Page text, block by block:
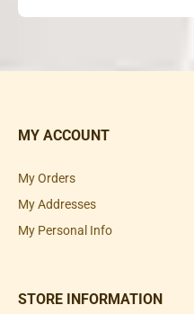
MY ACCOUNT
My Orders
My Addresses
My Personal Info
STORE INFORMATION